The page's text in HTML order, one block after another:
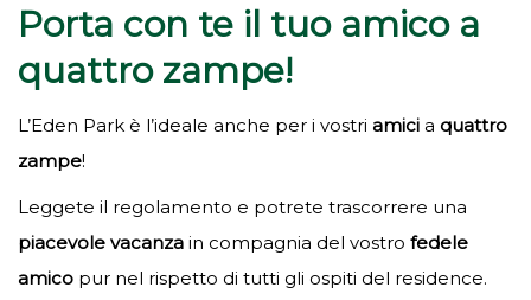
Porta con te il tuo amico a
quattro zampe!
L’Eden Park è l’ideale anche per i vostri amici a quattro
zampe!
Leggete il regolamento e potrete trascorrere una
piacevole vacanza in compagnia del vostro fedele
amico pur nel rispetto di tutti gli ospiti del residence.